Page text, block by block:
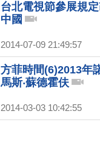
台北電視節參展規
中國
2014-07-09 21:49:57
方菲時間(6)2013年
馬斯‧蘇德霍伕
2014-03-03 10:42:55